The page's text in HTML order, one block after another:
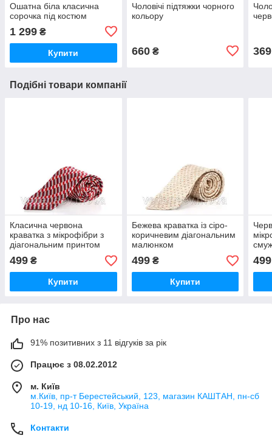
Ошатна біла класична
сорочка під костюм
1 299 ₴
Купити
Чоловічі підтяжки чорного
кольору
660₴ 369
Подібні товари компанії
Класична червона
краватка з мікрофібри з
діагональним принтом
499 ₴
Купити
Бежева краватка із сіро-
коричневим діагональним
малюнком
499₴
Купити
499
Про нас
91% позитивних з 11 відгуків за рік
Працює з 08.02.2012
м. Київ
м.Київ, пр-т Берестейський, 123, магазин КАШТАН, пн-сб
10-19, нд 10-16, Київ, Україна
Контакти